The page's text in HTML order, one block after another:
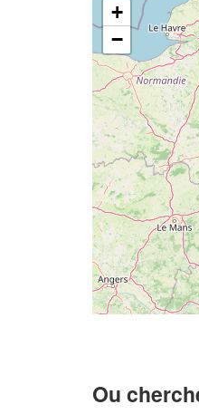
+
−
Ou